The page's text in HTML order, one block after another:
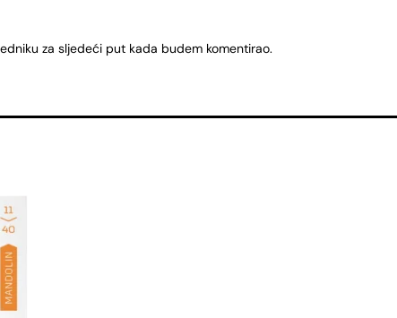
za sljedeći put kada budem komentirao.